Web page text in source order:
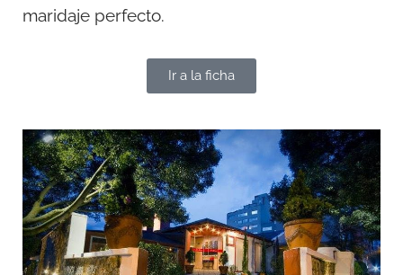
maridaje perfecto.
Ir a la ficha